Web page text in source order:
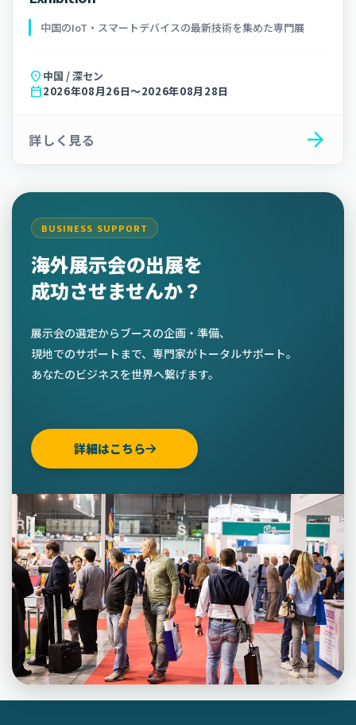
中国のIoT・スマートデバイスの最新技術を集めた専門展
location_on 中国 / 深セン
calendar_today2026年08月26日〜2026年08月28日
詳しく見る arrow_forward
BUSINESS SUPPORT
海外展示会の出展を
成功させませんか？
展示会の選定からブースの企画・準備、
現地でのサポートまで、専門家がトータルサポート。
あなたのビジネスを世界へ繋げます。
詳細はこちら